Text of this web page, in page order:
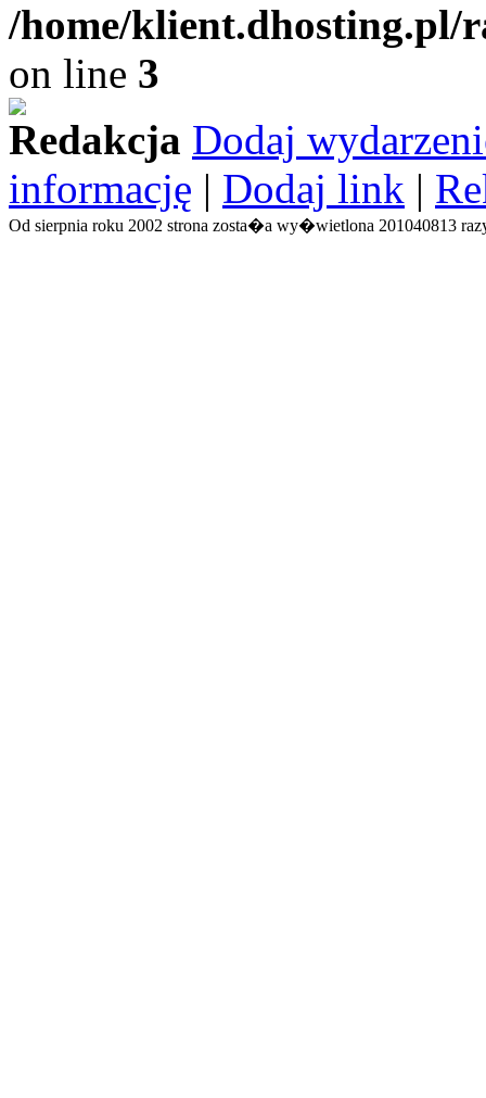
/home/
on line 3
Redakcja Dodaj
informację | Dodaj link |
Od sierpnia roku 2002 strona zosta�a wy�wietlona 201040813